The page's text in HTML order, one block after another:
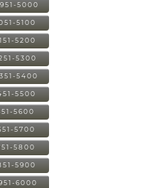
5000
5100
5200
5300
5400
5500
5600
5700
5800
5900
6000